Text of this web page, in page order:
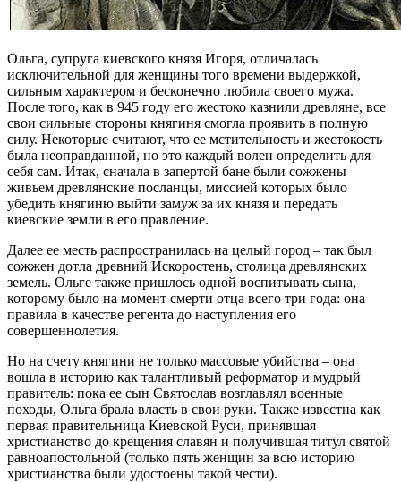
Ольга, супруга киевского князя Игоря, отличалась
исключительной для женщины того времени выдержкой,
сильным характером и бесконечно любила своего мужа.
После того, как в 945 году его жестоко казнили древляне, все
свои сильные стороны княгиня смогла проявить в полную
силу. Некоторые считают, что ее мстительность и жестокость
была неоправданной, но это каждый волен определить для
себя сам. Итак, сначала в запертой бане были сожжены
живьем древлянские посланцы, миссией которых было
убедить княгиню выйти замуж за их князя и передать
киевские земли в его правление.
Далее ее месть распространилась на целый город – так был
сожжен дотла древний Искоростень, столица древлянских
земель. Ольге также пришлось одной воспитывать сына,
которому было на момент смерти отца всего три года: она
правила в качестве регента до наступления его
совершеннолетия.
Но на счету княгини не только массовые убийства – она
вошла в историю как талантливый реформатор и мудрый
правитель: пока ее сын Святослав возглавлял военные
походы, Ольга брала власть в свои руки. Также известна как
первая правительница Киевской Руси, принявшая
христианство до крещения славян и получившая титул святой
равноапостольной (только пять женщин за всю историю
христианства были удостоены такой чести).